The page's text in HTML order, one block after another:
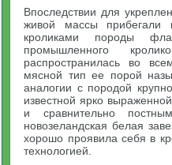
Впоследствии для
живой массы прибегали
кроликами породы
промышленного
распространилась во
мясной тип ее порой
аналогии с породой
известной ярко
и сравнительно
новозеландская белая
хорошо проявила себя в
технологией.